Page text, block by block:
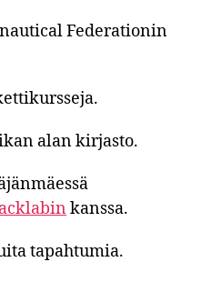
Federationin
alan kirjasto.
kanssa.
tapahtumia.